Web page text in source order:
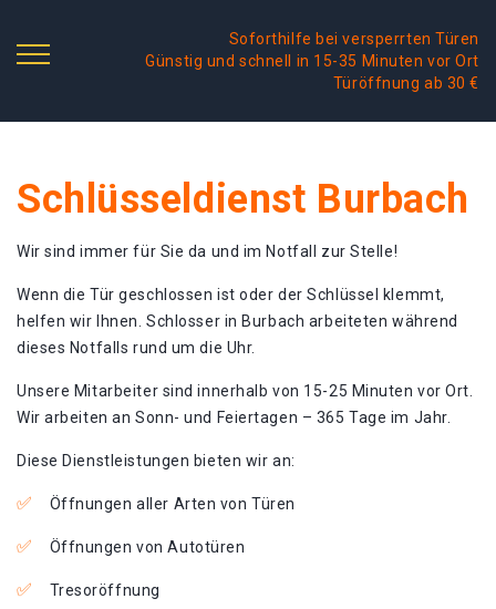
Soforthilfe bei versperrten Türen
Günstig und schnell in 15-35 Minuten vor Ort
Türöffnung ab 30 €
Schlüsseldienst Burbach
Wir sind immer für Sie da und im Notfall zur Stelle!
Wenn die Tür geschlossen ist oder der Schlüssel klemmt,
helfen wir Ihnen. Schlosser in Burbach arbeiteten während
dieses Notfalls rund um die Uhr.
Unsere Mitarbeiter sind innerhalb von 15-25 Minuten vor Ort.
Wir arbeiten an Sonn- und Feiertagen – 365 Tage im Jahr.
Diese Dienstleistungen bieten wir an:
Öffnungen aller Arten von Türen
Öffnungen von Autotüren
Tresoröffnung